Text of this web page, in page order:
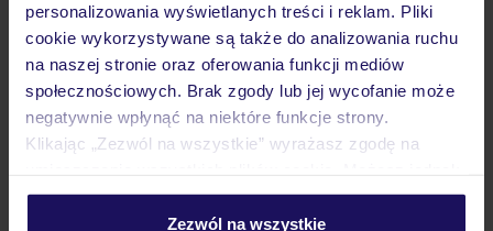
personalizowania wyświetlanych treści i reklam. Pliki
cookie wykorzystywane są także do analizowania ruchu
na naszej stronie oraz oferowania funkcji mediów
społecznościowych. Brak zgody lub jej wycofanie może
negatywnie wpłynąć na niektóre funkcje strony.
Klikając „Zezwól na wszystkie” wyrażasz zgodę na
personalizować swój wybór wchodząc w zakładkę
Zezwól na wszystkie
Pokoje
Wyżywienie
Atrakcje